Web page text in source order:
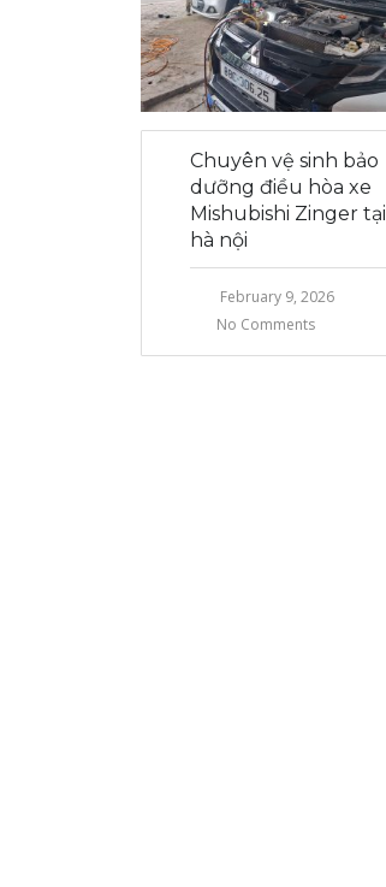
Chuyên vệ sinh bảo
dưỡng điều hòa xe
Mishubishi Zinger tại
hà nội
February 9, 2026
No Comments